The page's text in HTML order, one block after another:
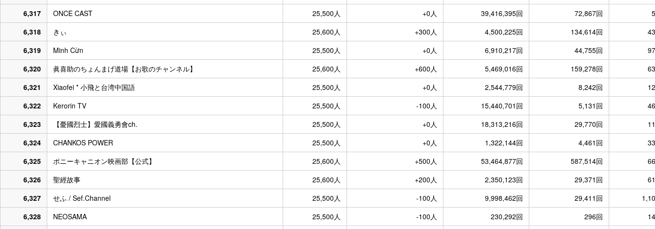
6,317
ONCE CAST 25,500人 +0人 39,416,395回 72,867回
6,318
きぃ 25,600人 +300人 4,500,225回 134,614回
6,319
Minh Cừn 25,500人 +0人 6,910,217回 44,755回
6,320
眞喜助のちょんまげ道場【お歌のチャンネル】 25,600人 +600人 5,469,016回 159,278回
6,321
Xiaofei * 小飛と台湾中国語 25,500人 +0人 2,544,779回 8,242回
6,322
Kerorin TV 25,500人 -100人 15,440,701回 5,131回
6,323
【憂國烈士】愛國義勇會ch. 25,500人 +0人 18,313,216回 29,770回
6,324
CHANKOS POWER 25,500人 +0人 1,322,144回 4,461回
6,325
ポニーキャニオン映画部【公式】 25,600人 +500人 53,464,877回 587,514回
6,326
聖經故事 25,600人 +200人 2,350,123回 29,371回
6,327
せふ / Sef.Channel 25,500人 -100人 9,998,462回 29,411回
6,328
NEOSAMA 25,500人 -100人 230,292回 296回